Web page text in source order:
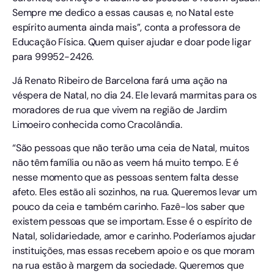
Sempre me dedico a essas causas e, no Natal este
espírito aumenta ainda mais”, conta a professora de
Educação Física. Quem quiser ajudar e doar pode ligar
para 99952-2426.
Já Renato Ribeiro de Barcelona fará uma ação na
véspera de Natal, no dia 24. Ele levará marmitas para os
moradores de rua que vivem na região de Jardim
Limoeiro conhecida como Cracolândia.
“São pessoas que não terão uma ceia de Natal, muitos
não têm família ou não as veem há muito tempo. E é
nesse momento que as pessoas sentem falta desse
afeto. Eles estão ali sozinhos, na rua. Queremos levar um
pouco da ceia e também carinho. Fazê-los saber que
existem pessoas que se importam. Esse é o espírito de
Natal, solidariedade, amor e carinho. Poderíamos ajudar
instituições, mas essas recebem apoio e os que moram
na rua estão à margem da sociedade. Queremos que